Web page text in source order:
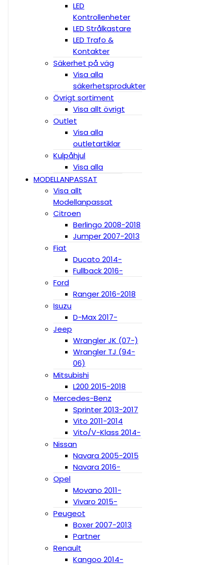
LED
Kontrollenheter
LED Strålkastare
LED Trafo &
Kontakter
Säkerhet på väg
Visa alla
säkerhetsprodukter
Övrigt sortiment
Visa allt övrigt
Outlet
Visa alla
outletartiklar
Kulpåhjul
Visa alla
MODELLANPASSAT
Visa allt
Modellanpassat
Citroen
Berlingo 2008-2018
Jumper 2007-2013
Fiat
Ducato 2014-
Fullback 2016-
Ford
Ranger 2016-2018
Isuzu
D-Max 2017-
Jeep
Wrangler JK (07-)
Wrangler TJ (94-
06)
Mitsubishi
L200 2015-2018
Mercedes-Benz
Sprinter 2013-2017
Vito 2011-2014
Vito/V-Klass 2014-
Nissan
Navara 2005-2015
Navara 2016-
Opel
Movano 2011-
Vivaro 2015-
Peugeot
Boxer 2007-2013
Partner
Renault
Kangoo 2014-